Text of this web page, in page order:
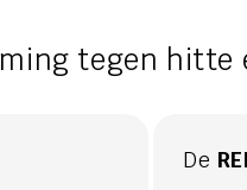
tegen hitte
De